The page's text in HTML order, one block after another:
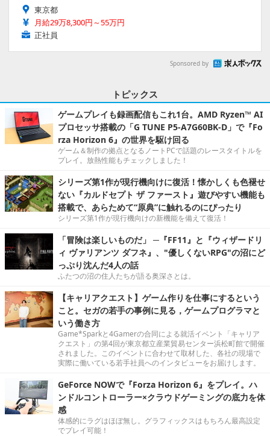
東京都
月給29万8,300円～55万円
正社員
Sponsored by
トピックス
ゲームプレイも録画配信もこれ1台。AMD Ryzen™ AI
プロセッサ搭載の「G TUNE P5-A7G60BK-D」で『Fo
rza Horizon 6』の世界を駆け回る
ゲーム＆制作の拠点となるノートPCで話題のレースタイトルを
プレイ。放熱性能もチェックしました！
シリーズ第1作が現行機向けに復活！懐かしくも色褪せ
ない『カルドセプト ザ ファースト』遊びやすい機能も
搭載で、あらためて“原典”に触れるのにぴったり
シリーズ第1作が現行機向けの新機能を備えて復活！
「冒険は楽しいものだ」 ─『FF11』と『ウィザードリ
ィ ヴァリアンツ ダフネ』、"優しくないRPG"の沼にど
っぷり沈んだ4人の話
ふたつの沼の住人たちが語る奥深さとは。
【キャリアクエスト】ゲーム作りを仕事にするという
こと。セガの若手の事例に見る，ゲームプログラマと
いう働き方
Game*Sparkと4Gamerの合同による就活イベント「キャリア
クエスト」の第4回が東京都立産業貿易センター浜松町館で開催
されました。このイベントに合わせて取材した、各社の現場で
実際に働いている若手社員へのインタビューをお届けします。
GeForce NOWで『Forza Horizon 6』をプレイ。ハ
ンドルコントローラー×クラウドゲーミングの底力を体
感
体感的にラグはほぼ無し。グラフィックスはもちろん最高設定
でプレイ可能！